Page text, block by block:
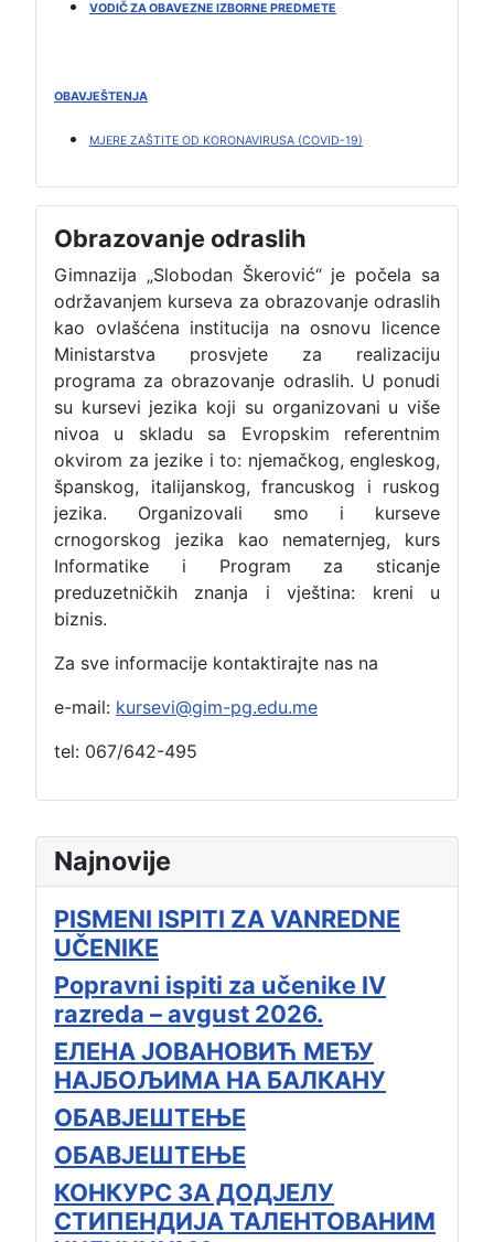
Najnovije
PISMENI ISPITI ZA VANREDNE
UČENIKE
Popravni ispiti za učenike IV
razreda – avgust 2026.
ЕЛЕНА ЈОВАНОВИЋ МЕЂУ
НАЈБОЉИМА НА БАЛКАНУ
ОБАВЈЕШТЕЊЕ
ОБАВЈЕШТЕЊЕ
КОНКУРС ЗА ДОДЈЕЛУ
СТИПЕНДИЈА ТАЛЕНТОВАНИМ
VODIČ ZA OBAVEZNE IZBORNE PREDMETE
OBAVJEŠTENJA
MJERE ZAŠTITE OD KORONAVIRUSA (COVID-19)
Obrazovanje odraslih
Gimnazija „Slobodan Škerović“ je počela sa
održavanjem kurseva za obrazovanje odraslih
kao ovlašćena institucija na osnovu licence
Ministarstva prosvjete za realizaciju
programa za obrazovanje odraslih. U ponudi
su kursevi jezika koji su organizovani u više
nivoa u skladu sa Evropskim referentnim
okvirom za jezike i to: njemačkog, engleskog,
španskog, italijanskog, francuskog i ruskog
jezika. Organizovali smo i kurseve
crnogorskog jezika kao nematernjeg, kurs
Informatike i Program za sticanje
preduzetničkih znanja i vještina: kreni u
biznis.
Za sve informacije kontaktirajte nas na
e-mail: kursevi@gim-pg.edu.me
tel: 067/642-495